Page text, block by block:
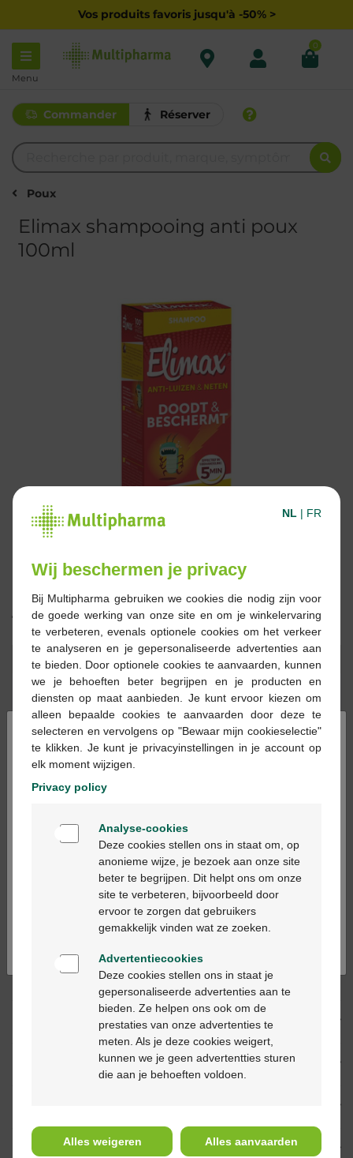
Vos produits favoris jusqu'à -50% >
Menu
0
Commander Réserver
Poux
Elimax shampooing anti poux
100ml
19,95 €
Commander Réserver
En stock en ligne
- + Ajouter au panier
Quantité max. = 12
le jour ouvrable suivant
gratuitedans votre pharmacie Multipharma
Livraison à domicilegratuite à partir de 55 €
sécurisé
Service clientèlepar chat ouformulaire de contact
Description du produit
Usage
×
Bienvenue
Ga verder in het nederlands
Continuez en français
NL | FR
Wij beschermen je privacy
Bij Multipharma gebruiken we cookies die nodig zijn voor
de goede werking van onze site en om je winkelervaring
te verbeteren, evenals optionele cookies om het verkeer
te analyseren en je gepersonaliseerde advertenties aan
te bieden. Door optionele cookies te aanvaarden, kunnen
we je behoeften beter begrijpen en je producten en
diensten op maat aanbieden. Je kunt ervoor kiezen om
alleen bepaalde cookies te aanvaarden door deze te
selecteren en vervolgens op "Bewaar mijn cookieselectie"
te klikken. Je kunt je privacyinstellingen in je account op
elk moment wijzigen.
Privacy policy
Analyse-cookies
Deze cookies stellen ons in staat om, op
anonieme wijze, je bezoek aan onze site
beter te begrijpen. Dit helpt ons om onze
site te verbeteren, bijvoorbeeld door
ervoor te zorgen dat gebruikers
gemakkelijk vinden wat ze zoeken.
Advertentiecookies
Deze cookies stellen ons in staat je
gepersonaliseerde advertenties aan te
bieden. Ze helpen ons ook om de
prestaties van onze advertenties te
meten. Als je deze cookies weigert,
kunnen we je geen advertentties sturen
die aan je behoeften voldoen.
Alles weigeren Alles aanvaarden